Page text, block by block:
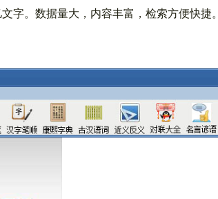
字。数据量大，内容丰富，检索方便快捷。